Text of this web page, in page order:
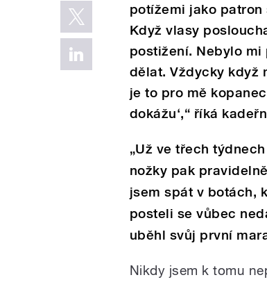
potížemi jako
Když vlasy
postižení. Nebylo
dělat. Vždycky když
je to pro mě
dokážu‘,“ říká
„Už ve třech
nožky pak
jsem spát v botách,
posteli se vůbec
uběhl svůj první
Nikdy jsem k tomu